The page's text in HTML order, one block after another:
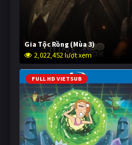
Gia Tộc Rồng (Mùa 3)
2,022,452 lượt xem
FULL HD VIETSUB